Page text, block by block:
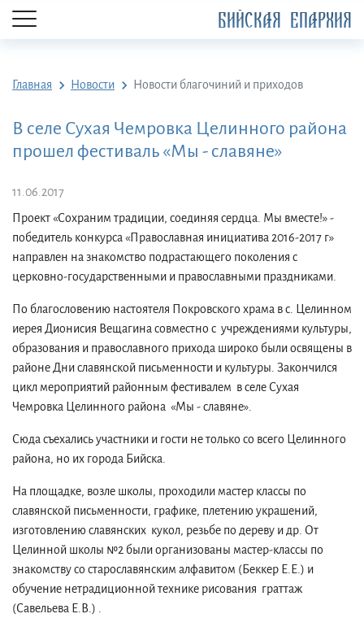
БИЙСКАЯ ЕПАРХИЯ
Главная Новости Новости благочиний и приходов
В селе Сухая Чемровка Целинного района
прошел фестиваль «Мы - славяне»
11.06.2017
Проект «Сохраним традиции, соединяя сердца. Мы вместе!» -
победитель конкурса «Православная инициатива 2016-2017 г»
направлен на знакомство подрастающего поколения с
церковно-государственными и православными праздниками.
По благословению настоятеля Покровского храма в с. Целинном
иерея Дионисия Вещагина совместно с учреждениями культуры,
образования и православного прихода широко были освящены в
районе Дни славянской письменности и культуры. Закончился
цикл мероприятий районным фестивалем в селе Сухая
Чемровка Целинного района «Мы - славяне».
Сюда съехались участники и гости не только со всего Целинного
района, но их города Бийска.
На площадке, возле школы, проходили мастер классы по
славянской письменности, графике, плетению украшений,
изготовлению славянских кукол, резьбе по дереву и др. От
Целинной школы №2 были организованы мастер-классы по
знакомству со старославянским алфавитом (Беккер Е.Е.) и
обучение нетрадиционной технике рисования граттаж
(Савельева Е.В.) .